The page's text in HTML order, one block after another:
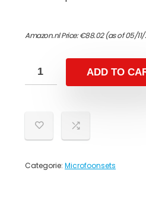
Amazon.nl Price:€88.02(as of 05/11/
ADD TO
Categorie: Microfoonsets